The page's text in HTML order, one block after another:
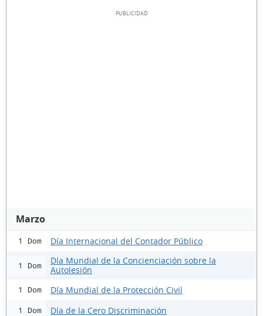
Marzo
1 Dom Día Internacional del Contador Público
1 Dom
Día Mundial de la Concienciación sobre la
Autolesión
1 Dom Día Mundial de la Protección Civil
1 Dom Día de la Cero Discriminación